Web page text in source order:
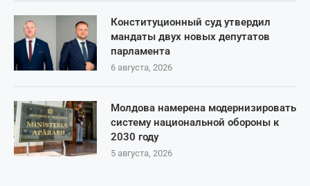
Конституционный суд утвердил
мандаты двух новых депутатов
парламента
6 августа, 2026
Молдова намерена модернизировать
систему национальной обороны к
2030 году
5 августа, 2026